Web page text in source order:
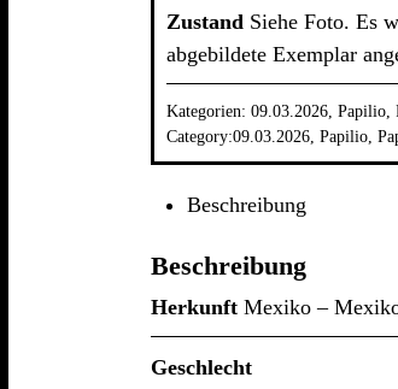
Zustand Siehe Foto. Es
abgebildete Exemplar
Kategorien: 09.03.2026, Papilio,
Category:09.03.2026, Papilio,
Beschreibung
Beschreibung
Herkunft Mexiko –
Geschlecht